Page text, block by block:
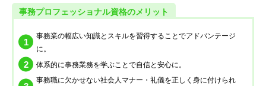
事務プロフェッショナル資格のメリット
事務業の幅広い知識とスキルを習得することでアドバンテージ
に。
体系的に事務業務を学ぶことで自信と安心に。
事務職に欠かせない社会人マナー・礼儀を正しく身に付けられ